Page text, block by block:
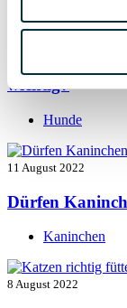
13 August 2022
wichtig?
Hunde
11 August 2022
Dürfen
Kaninchen
8 August 2022